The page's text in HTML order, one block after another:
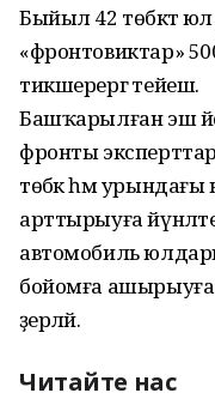
Быйыл 42 төбәктә
«фронтовиктар»
тикшерергә тейеш.
Башҡарылған эш
фронты эксперттары
төбәк һәм
арттырыуға
автомобиль
бойомға ашырыуға
әҙерләй.
Читайте нас